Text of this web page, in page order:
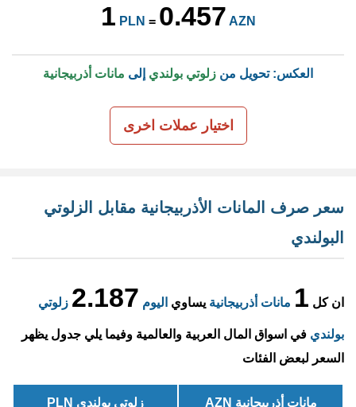
1 PLN = 0.457 AZN
العكس: تحويل من زلوتي بولندي إلى مانات أذربيجانية
اختيار عملات اخرى
سعر صرف المانات الأذربيجانية مقابل الزلوتي
البولندي
ان كل 1 مانات أذربيجانية يساوي اليوم 2.187 زلوتي
بولندي في اسواق المال العربية والعالمية وفيما يلي جدول يظهر
السعر لبعض الفئات
مانات أذربيجانية AZN زلوتي بولندي PLN